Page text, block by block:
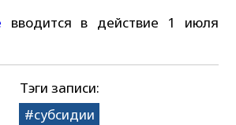
вводится в действие 1 июля
Тэги записи:
субсидии